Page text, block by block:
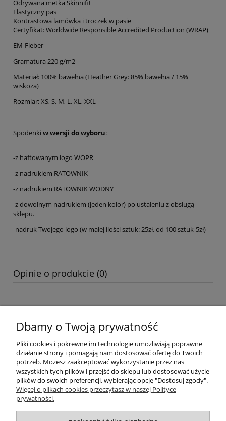
Odrywana metka Skinnifit
Elastyczny pas
Kontrastowa lamówka i troczek w pasie
Certyfikat: Worldwide Responsible Accredited Production (WRAP)
EM-Fieber
Gramatura 220 g/m2
Materiał: 100% bawełna (Heather Grey: 85% bawełna / 15%
wiskoza)
Rozmiar: XS, S, M, L, XL, XXL
Spodenki w wersji do wyboru:
-z haftowanym logo WOPR
-z nadrukiem RATOWNIK
-z nadrukiem RATOWNIK WODNY
-z dowolnym nadrukiem (jeden kolor) po ustaleniu z obsługą
sklepu.
-nadruk Twojego logo (w małej ilości sztuk: 25zł, od 100 sztuk-5zł)
Opinie o produkcie (0)
Warunki zakupów
Moje konto
Informacje o sklepie
Sklep dla ratowników wodnych 24ratownik.pl
Dbamy o Twoją prywatność
Pliki cookies i pokrewne im technologie umożliwiają poprawne
działanie strony i pomagają nam dostosować ofertę do Twoich
potrzeb. Możesz zaakceptować wykorzystanie przez nas
wszystkich tych plików i przejść do sklepu lub dostosować użycie
plików do swoich preferencji, wybierając opcję "Dostosuj zgody".
Więcej o plikach cookies przeczytasz w naszej Polityce
prywatności.